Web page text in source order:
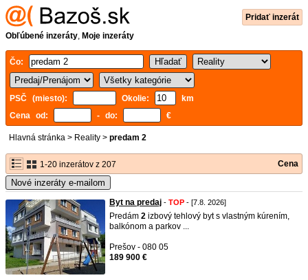
Pridať inzerát
Obľúbené inzeráty, Moje inzeráty
Čo:
PSČ (miesto): Okolie:
km
Cena od:
- do: €
Hlavná stránka > Reality > predam 2
1-20 inzerátov z 207 Cena
Nové inzeráty e-mailom
Byt na predaj - TOP - [7.8. 2026]
Predám 2 izbový tehlový byt s vlastným kúrením,
balkónom a parkov ...
Prešov - 080 05
189 900 €